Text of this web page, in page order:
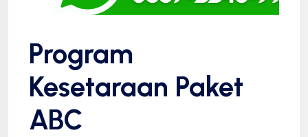
Program
Kesetaraan Paket
ABC